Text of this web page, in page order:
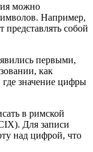
можно
Например,
собой
первыми,
как
значение цифры
в римской
Для записи
над цифрой, что